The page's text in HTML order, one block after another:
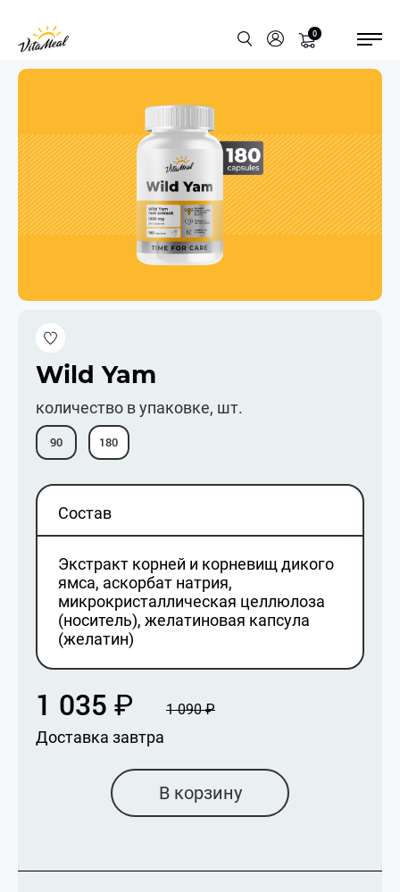
0
Wild Yam
количество в упаковке, шт.
90 180
Состав
Экстракт корней и корневищ дикого
ямса, аскорбат натрия,
микрокристаллическая целлюлоза
(носитель), желатиновая капсула
(желатин)
1 035 ₽ 1 090₽
Доставка завтра
В корзину